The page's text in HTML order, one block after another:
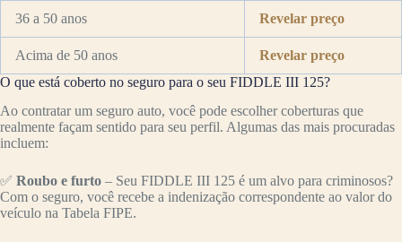
36 a 50 anos Revelar preço
Acima de 50 anos
Revelar preço
O que está coberto no seguro para o seu FIDDLE III 125?
Ao contratar um seguro auto, você pode escolher coberturas que
realmente façam sentido para seu perfil. Algumas das mais procuradas
incluem:
✅ Roubo e furto – Seu FIDDLE III 125 é um alvo para criminosos?
Com o seguro, você recebe a indenização correspondente ao valor do
veículo na Tabela FIPE.